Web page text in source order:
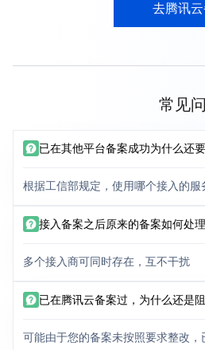
去腾讯
常见
已在其他平台备案成功为什么还
根据工信部规定，使用哪个接入的服
接入备案之后原来的备案如何处
多个接入商可同时存在，互不干扰
已在腾讯云备案过，为什么还是
可能由于您的备案未按照要求整改，